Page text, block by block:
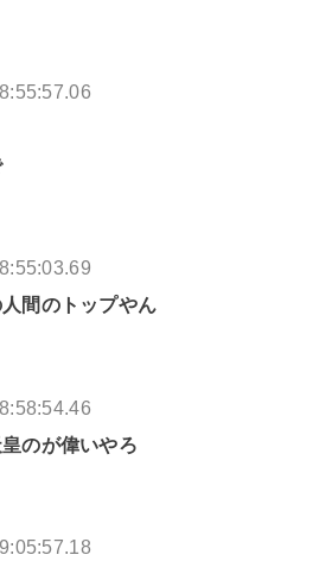
間のトップやん
のが偉いやろ